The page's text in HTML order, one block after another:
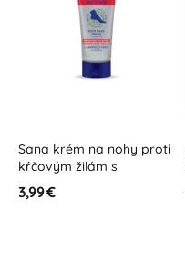
Sana krém na nohy proti
kŕčovým žilám s
hroznovým extraktom
3,99 €